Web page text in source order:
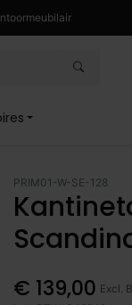
PRIM01-W-SE-128
€ 139,00 Excl.